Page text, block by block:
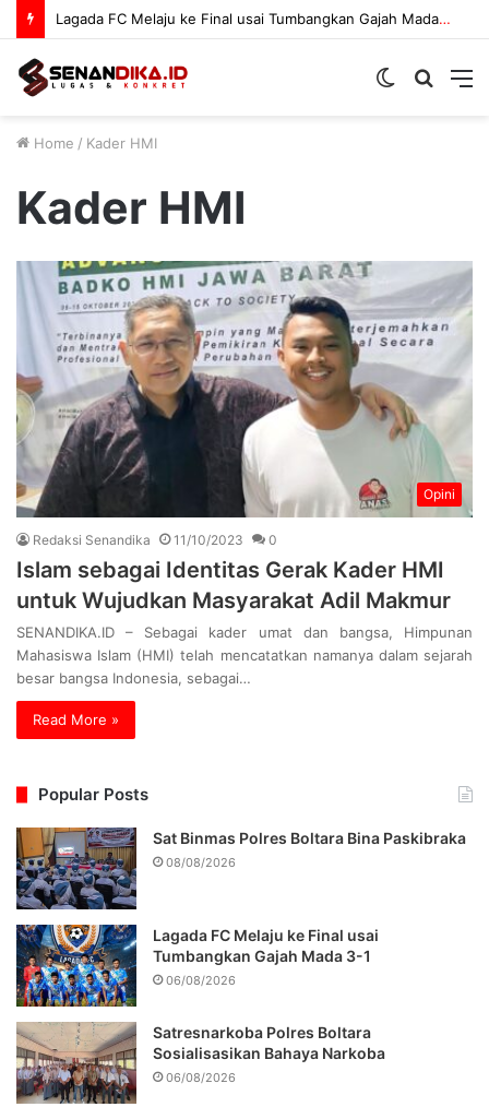
Lagada FC Melaju ke Final usai Tumbangkan Gajah Mada 3-1
Search
Switch
Home / Kader HMI
Kader HMI
Opini
Redaksi Senandika 11/10/2023 0
Islam sebagai Identitas Gerak Kader HMI
untuk Wujudkan Masyarakat Adil Makmur
SENANDIKA.ID – Sebagai kader umat dan bangsa, Himpunan
Mahasiswa Islam (HMI) telah mencatatkan namanya dalam sejarah
besar bangsa Indonesia, sebagai…
Read More »
Popular Posts
Sat Binmas Polres Boltara Bina Paskibraka
08/08/2026
Lagada FC Melaju ke Final usai
Tumbangkan Gajah Mada 3-1
06/08/2026
Satresnarkoba Polres Boltara
Sosialisasikan Bahaya Narkoba
06/08/2026